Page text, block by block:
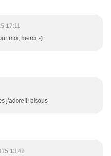
17:11
moi, merci :-)
j'adore!!! bisous
13:42